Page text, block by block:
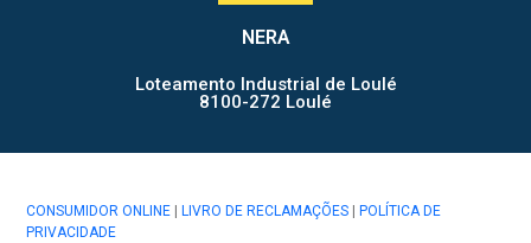
NERA
Loteamento Industrial de Loulé
8100-272 Loulé
CONSUMIDOR ONLINE LIVRO DE RECLAMAÇÕES
POLÍTICA DE
PRIVACIDADE